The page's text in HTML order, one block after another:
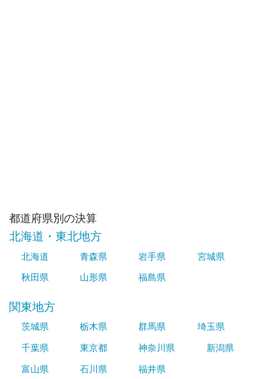
都道府県別の決算
北海道・東北地方
北海道 青森県 岩手県
宮城県
秋田県
山形県 福島県
関東地方
茨城県 栃木県 群馬県
埼玉県
千葉県
東京都 神奈川県
新潟県
富山県
石川県 福井県